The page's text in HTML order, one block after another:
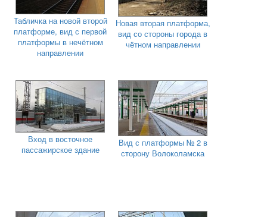
Табличка на новой второй
платформе, вид с первой
платформы в нечётном
направлении
Новая вторая платформа,
вид со стороны города в
чётном направлении
Вход в восточное
пассажирское здание
Вид с платформы № 2 в
сторону Волоколамска